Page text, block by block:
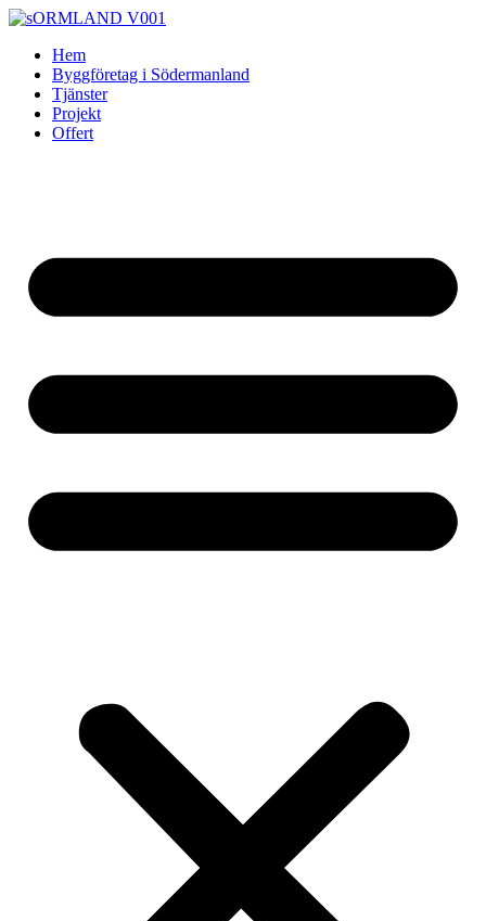
Skip
contentHem
Byggföretag i Södermanland
Tjänster
Projekt
Offert